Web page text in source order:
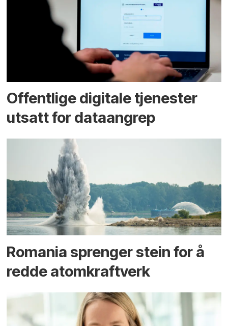
Offentlige digitale tjenester
utsatt for dataangrep
Romania sprenger stein for å
redde atomkraftverk